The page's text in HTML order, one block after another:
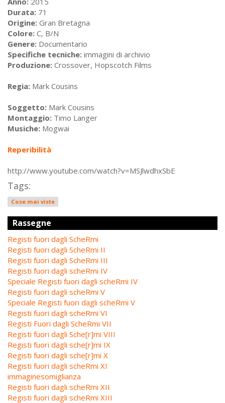
Durata: 71
Origine: Gran Bretagna
Colore: C, B/N
Genere: Documentario
Specifiche tecniche: immagini di archivio
Produzione: Crossover, Hopscotch Films
Regia: Mark Cousins
Soggetto: Mark Cousins
Montaggio: Timo Langer
Musiche: Mogwai
Reperibilità
http://www.youtube.com/watch?v=MSJlwdhxSbE
Tags:
Cose mai viste
Rassegne
Registi fuori dagli ScheRmi
Registi fuori dagli ScheRmi II
Registi fuori dagli ScheRmi III
Registi fuori dagli scheRmi IV
Speciale Registi fuori dagli scheRmi IV
Registi fuori dagli scheRmi V
Speciale Registi fuori dagli scheRmi V
Registi fuori dagli scheRmi VI
Registi Fuori dagli ScheRmi VII
Registi fuori dagli Sche[r]mi VIII
Registi fuori dagli sche[r]mi IX
Registi fuori dagli sche[r]mi X
Registi fuori dagli scheRmi XI
immaginesomiglianza
Registi fuori dagli scheRmi XII
Registi fuori dagli scheRmi XIII